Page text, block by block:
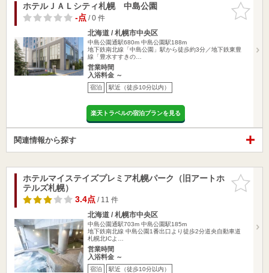
お気に入
りに追加
ホテルＪＡＬシティ札幌 中島公園
-点/ 0 件
北海道 / 札幌市中央区
中島公園通駅680m 中島公園駅188m
地下鉄南北線「中島公園」駅から徒歩約3分／地下鉄東豊
線「豊水すすきの…
営業時間
入浴料金 ～
宿泊 駅近（徒歩10分以内）
楽天トラベルの宿泊プランを見る
関連情報から探す
お気に入
りに追加
ホテルマイステイズプレミア札幌パーク（旧アートホ
テルズ札幌）
3.4点/ 11 件
北海道 / 札幌市中央区
中島公園通駅703m 中島公園駅185m
地下鉄南北線 中島公園1番出口より徒歩2分道央自動車道
札幌北ICよ…
営業時間
入浴料金 ～
宿泊 駅近（徒歩10分以内）